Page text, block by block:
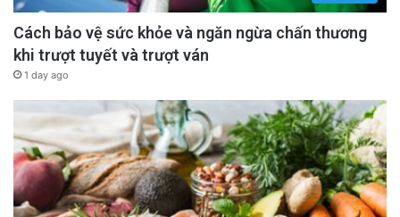
Cách bảo vệ sức khỏe và ngăn ngừa chấn thương
khi trượt tuyết và trượt ván
1 day ago